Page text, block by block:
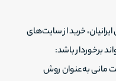
خرید از سایت‌های
برخوردار باشد:
مانی به‌عنوان روش